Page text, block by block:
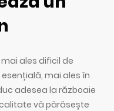
ales dificil de
mai ales în
adesea la războaie
vă părăsește